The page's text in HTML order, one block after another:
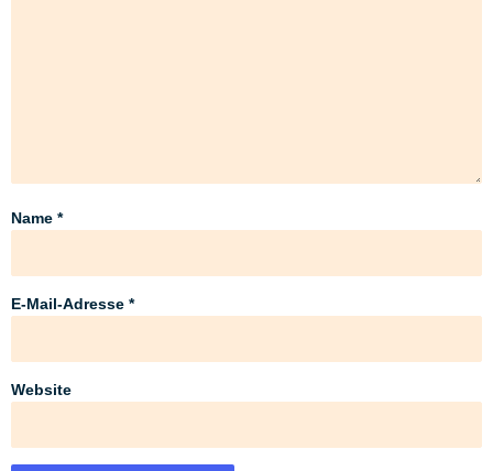
Name *
E-Mail-Adresse *
Website